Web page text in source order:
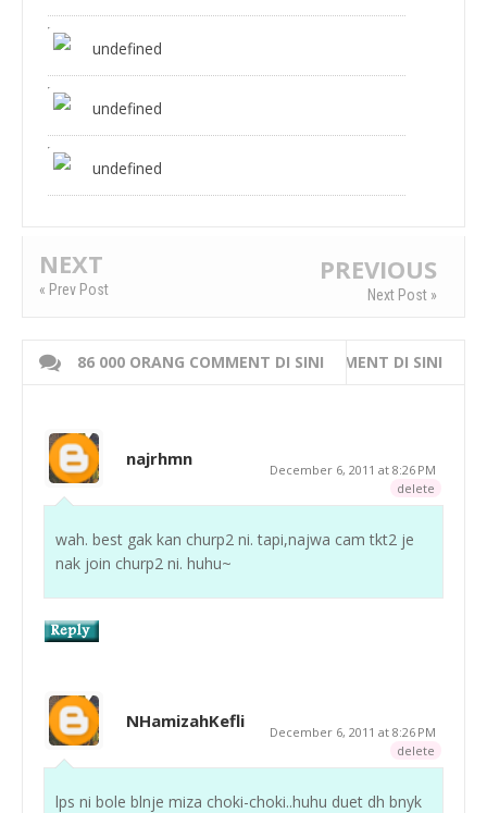
undefined
undefined
undefined
NEXT
« Prev Post
PREVIOUS
Next Post »
86 000 ORANG COMMENT DI SINI
WRITE 000 ORANG COMMENT DI SINI
najrhmn
December 6, 2011 at 8:26 PM
delete
wah. best gak kan churp2 ni. tapi,najwa cam tkt2 je
nak join churp2 ni. huhu~
NHamizahKefli
December 6, 2011 at 8:26 PM
delete
lps ni bole blnje miza choki-choki..huhu duet dh bnyk